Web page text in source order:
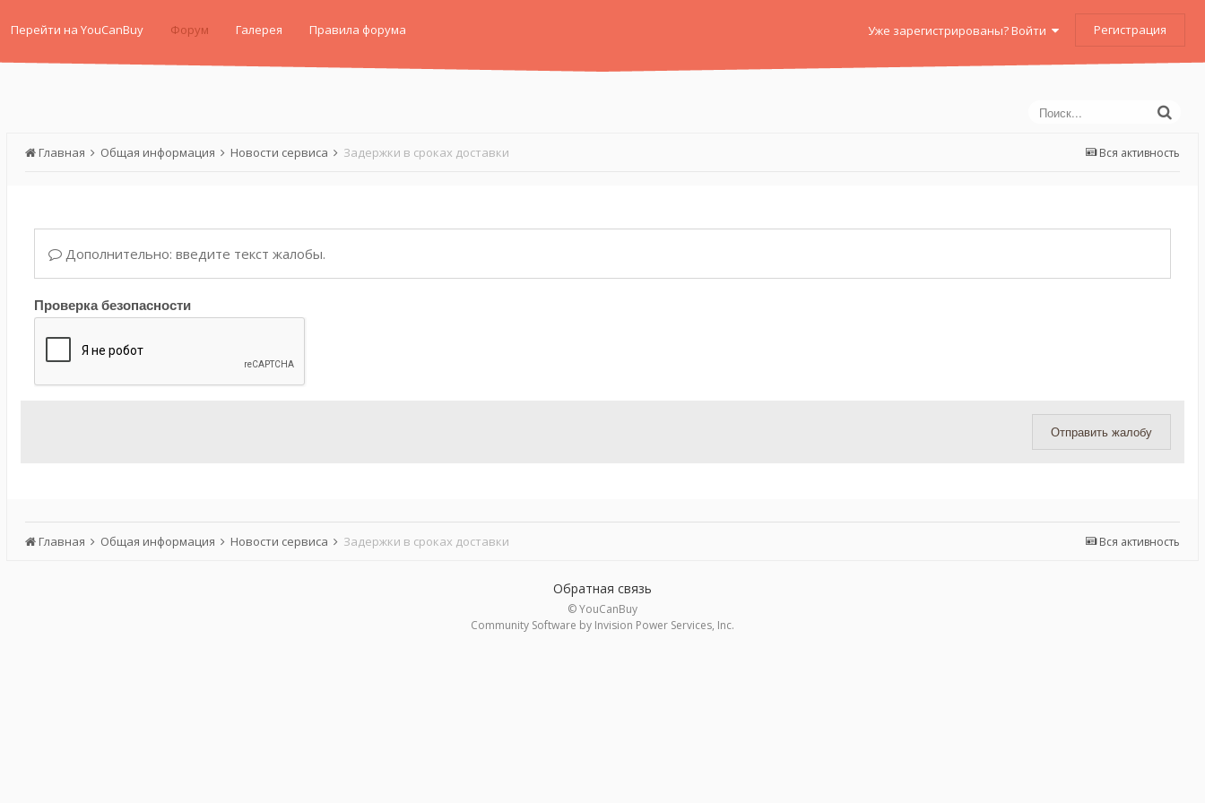
Перейти на YouCanBuy Форум Галерея Правила форума Уже зарегистрированы? Войти Регистрация
Вся активность
Главная Общая информация Новости сервиса Задержки в сроках доставки
Дополнительно: введите текст жалобы.
Проверка безопасности
Отправить жалобу
Вся активность
Главная Общая информация Новости сервиса Задержки в сроках доставки
Обратная связь
© YouCanBuy
Community Software by Invision Power Services, Inc.